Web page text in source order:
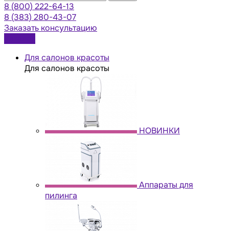
8 (800) 222-64-13
8 (383) 280-43-07
Заказать консультацию
Для салонов красоты
Для салонов красоты
НОВИНКИ
Аппараты для
пилинга